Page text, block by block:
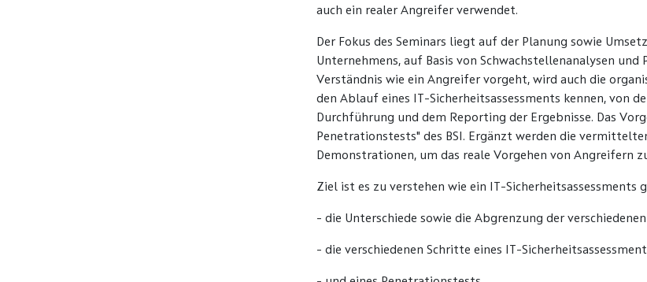
auch ein realer Angreifer verwendet.
Der Fokus des Seminars liegt auf der Planung sowie
Unternehmens, auf Basis von Schwachstellenanalysen
Verständnis wie ein Angreifer vorgeht, wird auch die
den Ablauf eines IT-Sicherheitsassessments kennen, von
Durchführung und dem Reporting der Ergebnisse. Das
Penetrationstests" des BSI. Ergänzt werden die
Demonstrationen, um das reale Vorgehen von Angreifern
Ziel ist es zu verstehen wie ein IT-
- die Unterschiede sowie die Abgrenzung der
- die verschiedenen Schritte eines IT-